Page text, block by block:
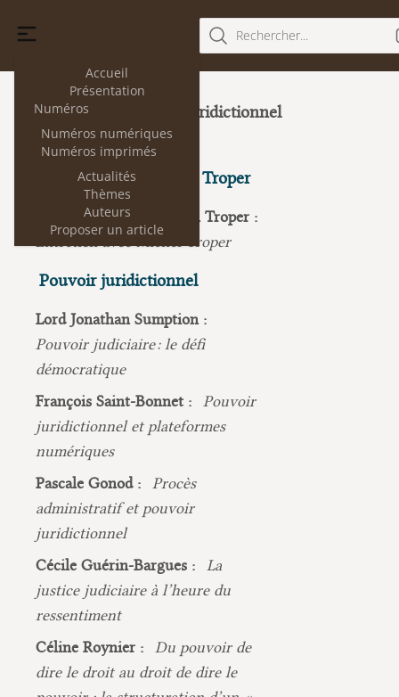
Accueil
Présentation
Numéros
Numéros numériques
Numéros imprimés
Actualités
Thèmes
Auteurs
Proposer un article
Rechercher...
Pouvoir juridictionnel
(mars 2024)
Entretien avec Michel Troper
Renaud Baumert, Michel Troper :
Entretien avec Michel Troper
Pouvoir juridictionnel
Lord Jonathan Sumption :
Pouvoir judiciaire : le défi
démocratique
François Saint-Bonnet :
Pouvoir
juridictionnel et plateformes
numériques
Pascale Gonod :
Procès
administratif et pouvoir
juridictionnel
Cécile Guérin-Bargues :
La
justice judiciaire à l’heure du
ressentiment
Céline Roynier :
Du pouvoir de
dire le droit au droit de dire le